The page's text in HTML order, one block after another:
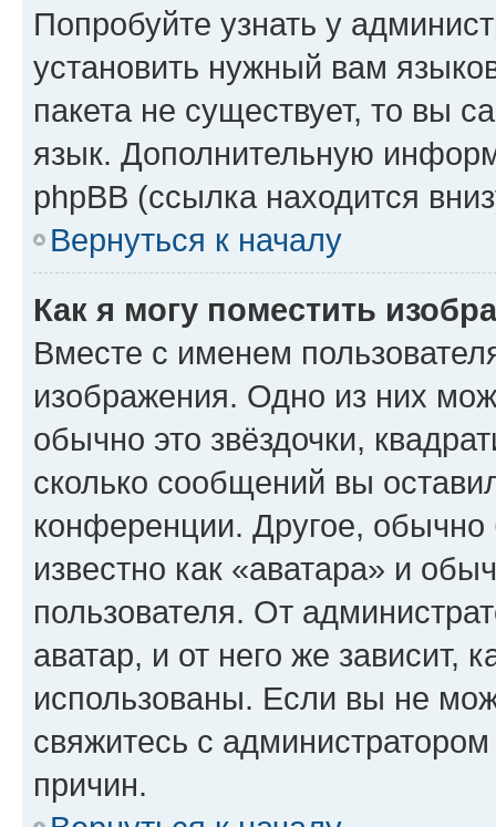
Попробуйте узнать у
установить нужный вам
пакета не существует, то вы
язык. Дополнительную
phpBB (ссылка находится
Вернуться к началу
Как я могу поместить
Вместе с именем
изображения. Одно из них
обычно это звёздочки,
сколько сообщений вы
конференции. Другое,
известно как «аватара» и
пользователя. От
аватар, и от него же зависит,
использованы. Если вы не
свяжитесь с
причин.